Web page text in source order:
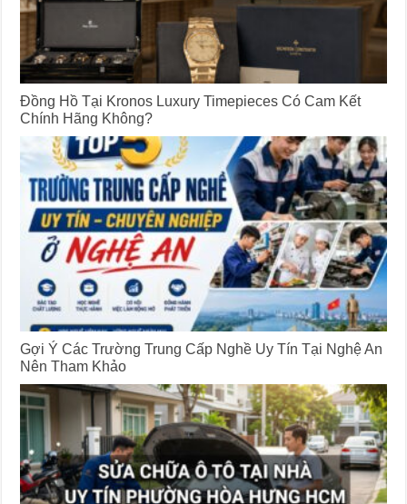
Đồng Hồ Tại Kronos Luxury Timepieces Có Cam Kết
Chính Hãng Không?
Gợi Ý Các Trường Trung Cấp Nghề Uy Tín Tại Nghệ An
Nên Tham Khảo